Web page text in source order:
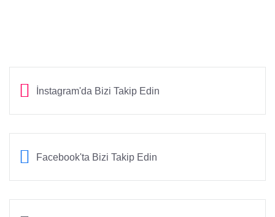
İnstagram'da Bizi Takip Edin
Facebook'ta Bizi Takip Edin